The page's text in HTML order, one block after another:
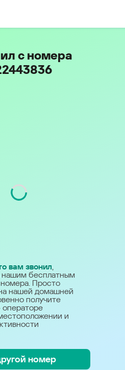
с номера
вам звонил,
нашим бесплатным
Просто
нашей домашней
получите
и
номер